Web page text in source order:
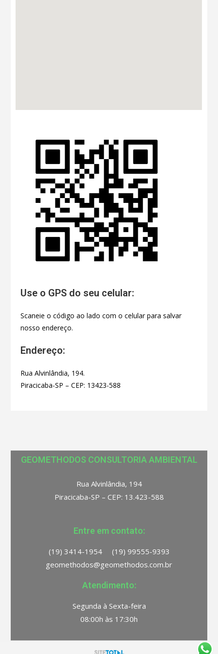
Use o GPS do seu celular:
Scaneie o código ao lado com o celular para salvar
nosso endereço.
Endereço:
Rua Alvinlândia, 194.
Piracicaba-SP – CEP: 13423-588
GEOMETHODOS CONSULTORIA AMBIENTAL
Rua Alvinlândia, 194
Piracicaba-SP – CEP: 13.423-588
Entre em contato:
(19) 3414-1954 (19) 99555-9393
geomethodos@geomethodos.com.br
Atendimento:
Segunda à Sexta-feira
08:00h às 17:30h